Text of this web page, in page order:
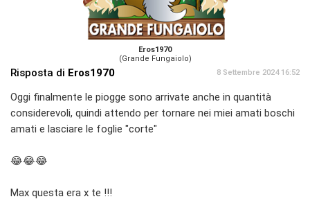
Eros1970
(Grande Fungaiolo)
Risposta di Eros1970 8 Settembre 2024 16:52
Oggi finalmente le piogge sono arrivate anche in quantità
considerevoli, quindi attendo per tornare nei miei amati boschi
amati e lasciare le foglie "corte"
😂😂😂
Max questa era x te !!!